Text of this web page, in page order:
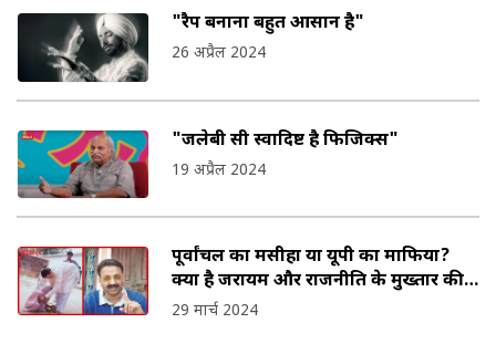
"रैप बनाना बहुत आसान है"
26 अप्रैल 2024
"जलेबी सी स्वादिष्ट है फिजिक्स"
19 अप्रैल 2024
पूर्वांचल का मसीहा या यूपी का माफिया?
क्या है जरायम और राजनीति के मुख्तार की
कहानी
29 मार्च 2024